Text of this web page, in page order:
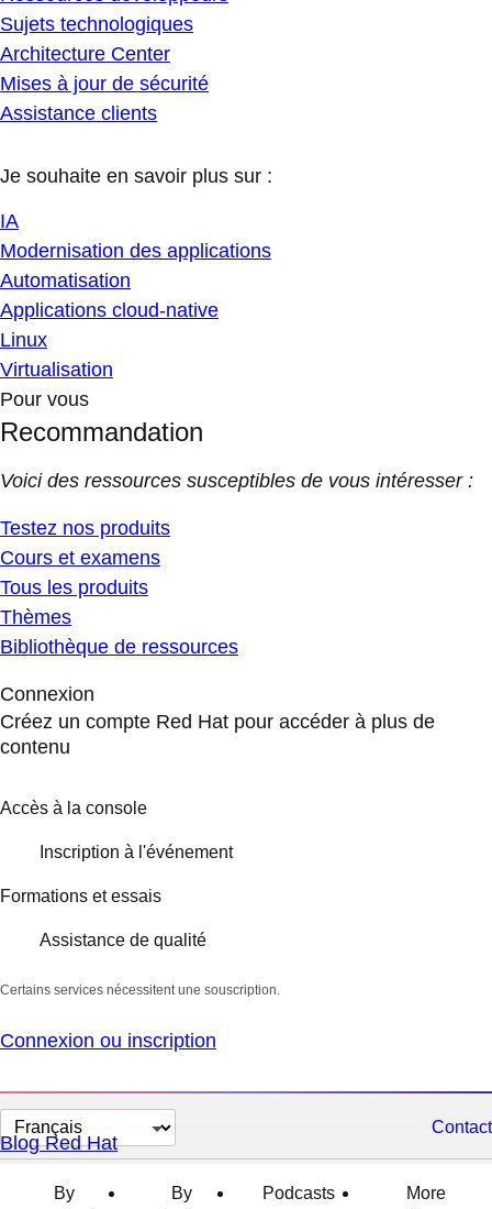
Sujets technologiques
Architecture Center
Mises à jour de sécurité
Assistance clients
Je souhaite en savoir plus sur :
IA
Modernisation des applications
Automatisation
Applications cloud-native
Linux
Virtualisation
Pour vous
Recommandation
Voici des ressources susceptibles de vous intéresser :
Testez nos produits
Cours et examens
Tous les produits
Thèmes
Bibliothèque de ressources
Connexion
Créez un compte Red Hat pour accéder à plus de
contenu
Accès à la console
Inscription à l'événement
Formations et essais
Assistance de qualité
Certains services nécessitent une souscription.
Connexion ou inscription
Changer
la
langue
Contact
Blog Red Hat
By
By
Podcasts
More